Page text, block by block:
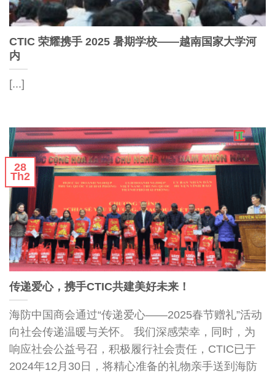
CTIC 荣耀携手 2025 暑期学校——越南国家大学河
内
[...]
传递爱心，携手CTIC共建美好未来！
海防中国商会通过“传递爱心——2025春节赠礼”活动
向社会传递温暖与关怀。 我们深感荣幸，同时，为
响应社会公益号召，积极履行社会责任，CTIC已于
2024年12月30日，将精心准备的礼物亲手送到海防
28
Th2